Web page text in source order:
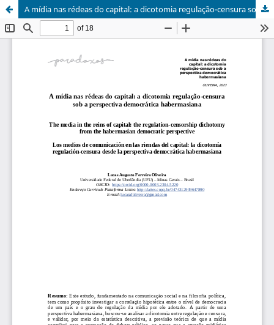
A mídia nas rédeas do capital: a dicotomia regulação-censura sob a perspectiva democrática habermasiana